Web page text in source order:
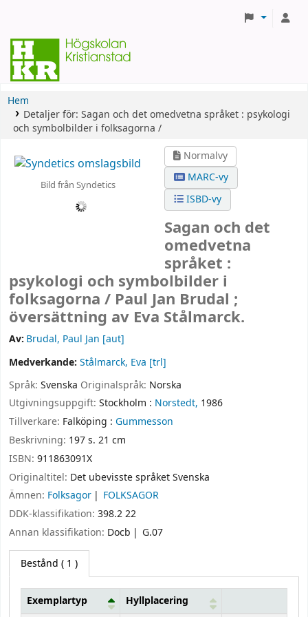
Hem
Detaljer för: Sagan och det omedvetna språket : psykologi
och symbolbilder i folksagorna /
Bild från Syndetics
Normalvy
MARC-vy
ISBD-vy
Sagan och det
omedvetna
språket :
psykologi och symbolbilder i
folksagorna / Paul Jan Brudal ;
översättning av Eva Stålmarck.
Av: Brudal, Paul Jan [aut]
Medverkande: Stålmarck, Eva [trl]
Språk: Svenska Originalspråk: Norska
Utgivningsuppgift: Stockholm : Norstedt, 1986
Tillverkare: Falköping : Gummesson
Beskrivning: 197 s. 21 cm
ISBN: 911863091X
Originaltitel: Det ubevisste språket Svenska
Ämnen: Folksagor
FOLKSAGOR
DDK-klassifikation: 398.2 22
Annan klassifikation: Docb G.07
Bestånd ( 1 )
Exemplartyp Hyllplacering